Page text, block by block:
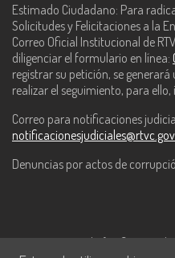
Estimado Ciudadano: Para
Solicitudes y Felicitaciones a la
Correo Oficial Institucional de
diligenciar el formulario en línea:
registrar su petición, se
realizar el seguimiento, para ello,
Correo para notificaciones
Denuncias por actos de
Este contenido fue